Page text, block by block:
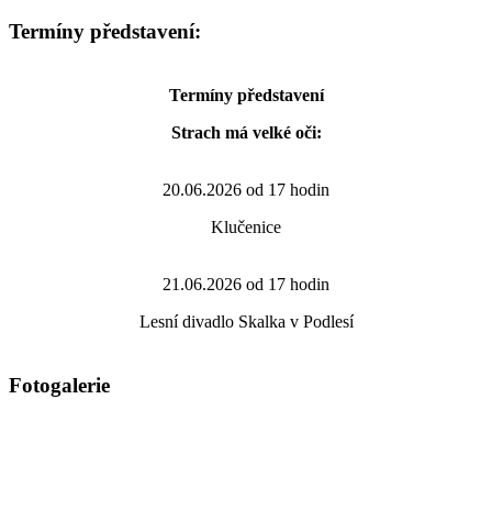
Termíny představení:
Termíny představení
Strach má velké oči:
20.06.2026 od 17 hodin
Klučenice
21.06.2026 od 17 hodin
Lesní divadlo Skalka v Podlesí
Fotogalerie